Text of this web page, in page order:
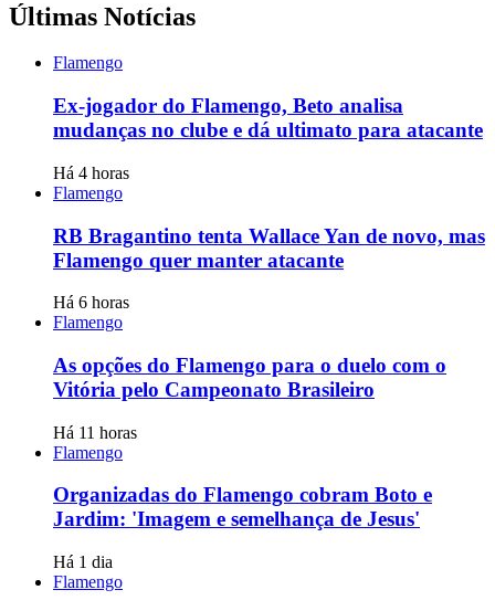
Últimas Notícias
Flamengo
Ex-jogador do Flamengo, Beto analisa
mudanças no clube e dá ultimato para atacante
Há 4 horas
Flamengo
RB Bragantino tenta Wallace Yan de novo, mas
Flamengo quer manter atacante
Há 6 horas
Flamengo
As opções do Flamengo para o duelo com o
Vitória pelo Campeonato Brasileiro
Há 11 horas
Flamengo
Organizadas do Flamengo cobram Boto e
Jardim: 'Imagem e semelhança de Jesus'
Há 1 dia
Flamengo